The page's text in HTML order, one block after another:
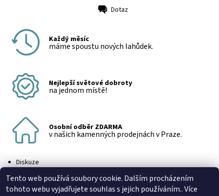
Dotaz
Každý měsíc
máme spoustu nových lahůdek.
Nejlepší světové dobroty
na jednom místě!
Osobní odběr ZDARMA
v našich kamenných prodejnách v Praze.
Diskuze
Přidat komentář
Tento web používá soubory cookie. Dalším procházením
tohoto webu vyjadřujete souhlas s jejich používáním.. Více